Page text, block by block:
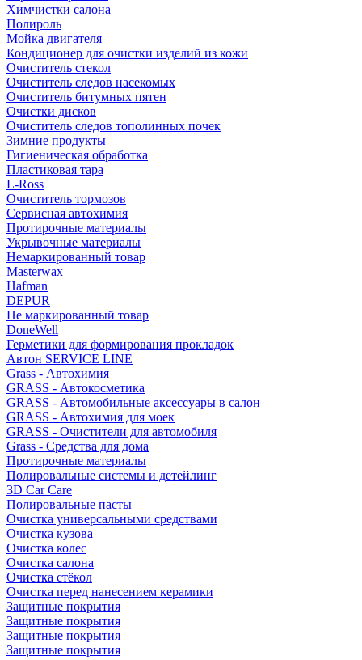
Химчистки салона
Полироль
Мойка двигателя
Кондиционер для очистки изделий из кожи
Очиститель стекол
Очиститель следов насекомых
Очиститель битумных пятен
Очистки дисков
Очиститель следов тополинных почек
Зимние продукты
Гигиеническая обработка
Пластиковая тара
L-Ross
Очиститель тормозов
Сервисная автохимия
Протирочные материалы
Укрывочные материалы
Немаркированный товар
Masterwax
Hafman
DEPUR
Не маркированный товар
DoneWell
Герметики для формирования прокладок
Автон SERVICE LINE
Grass - Автохимия
GRASS - Автокосметика
GRASS - Автомобильные аксессуары в салон
GRASS - Автохимия для моек
GRASS - Очистители для автомобиля
Grass - Средства для дома
Протирочные материалы
Полировальные системы и детейлинг
3D Car Care
Полировальные пасты
Очистка универсальными средствами
Очистка кузова
Очистка колес
Очистка салона
Очистка стёкол
Очистка перед нанесением керамики
Защитные покрытия
Защитные покрытия
Защитные покрытия
Защитные покрытия